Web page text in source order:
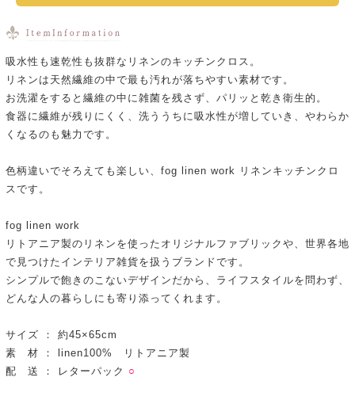
吸水性も速乾性も抜群なリネンのキッチンクロス。
リネンは天然繊維の中で最も汚れが落ちやすい素材です。
お洗濯をすると繊維の中に雑菌を残さず、パリッと乾き衛生的。
食器に繊維が残りにくく、洗ううちに吸水性が増していき、やわらか
くなるのも魅力です。
色柄違いでそろえても楽しい、fog linen work リネンキッチンクロ
スです。
fog linen work
リトアニア製のリネンを使ったオリジナルファブリックや、世界各地
で見つけたインテリア雑貨を扱うブランドです。
シンプルで飽きのこないデザインだから、ライフスタイルを問わず、
どんな人の暮らしにも寄り添ってくれます。
サイズ ： 約45×65cm
素 材 ： linen100% リトアニア製
配 送 ： レターパック ○